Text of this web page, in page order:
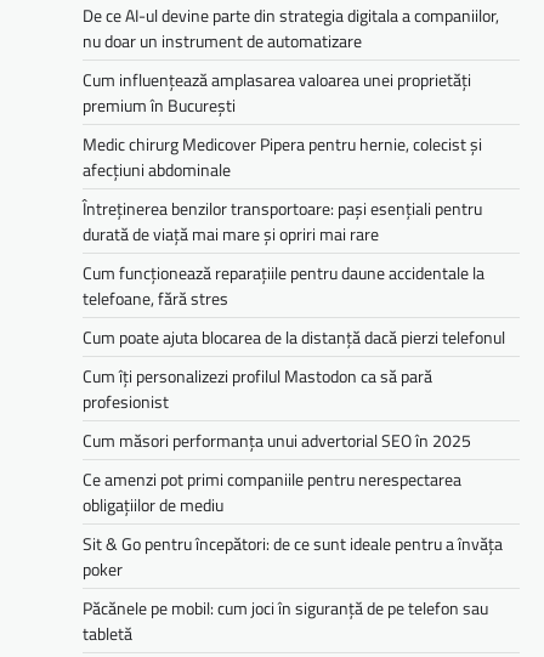
De ce AI-ul devine parte din strategia digitala a companiilor,
nu doar un instrument de automatizare
Cum influențează amplasarea valoarea unei proprietăți
premium în București
Medic chirurg Medicover Pipera pentru hernie, colecist și
afecțiuni abdominale
Întreținerea benzilor transportoare: pași esențiali pentru
durată de viață mai mare și opriri mai rare
Cum funcționează reparațiile pentru daune accidentale la
telefoane, fără stres
Cum poate ajuta blocarea de la distanță dacă pierzi telefonul
Cum îți personalizezi profilul Mastodon ca să pară
profesionist
Cum măsori performanța unui advertorial SEO în 2025
Ce amenzi pot primi companiile pentru nerespectarea
obligațiilor de mediu­­
Sit & Go pentru începători: de ce sunt ideale pentru a învăța
poker
Păcănele pe mobil: cum joci în siguranță de pe telefon sau
tabletă